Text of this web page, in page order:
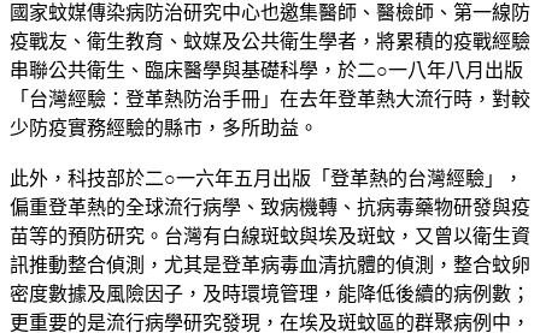
國家蚊媒傳染病防治研究中心也邀集醫師、醫檢師、第一線防
疫戰友、衛生教育、蚊媒及公共衛生學者，將累積的疫戰經驗
串聯公共衛生、臨床醫學與基礎科學，於二○一八年八月出版
「台灣經驗：登革熱防治手冊」在去年登革熱大流行時，對較
少防疫實務經驗的縣市，多所助益。
此外，科技部於二○一六年五月出版「登革熱的台灣經驗」，
偏重登革熱的全球流行病學、致病機轉、抗病毒藥物研發與疫
苗等的預防研究。台灣有白線斑蚊與埃及斑蚊，又曾以衛生資
訊推動整合偵測，尤其是登革病毒血清抗體的偵測，整合蚊卵
密度數據及風險因子，及時環境管理，能降低後續的病例數；
更重要的是流行病學研究發現，在埃及斑蚊區的群聚病例中，